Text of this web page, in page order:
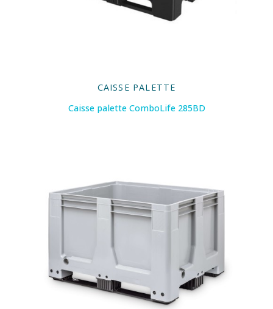
CAISSE PALETTE
Caisse palette ComboLife 285BD